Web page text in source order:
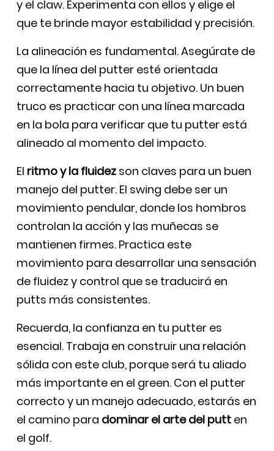
y el claw. Experimenta con ellos y elige el
que te brinde mayor estabilidad y precisión.
La alineación es fundamental. Asegúrate de
que la línea del putter esté orientada
correctamente hacia tu objetivo. Un buen
truco es practicar con una línea marcada
en la bola para verificar que tu putter está
alineado al momento del impacto.
El ritmo y la fluidez son claves para un buen
manejo del putter. El swing debe ser un
movimiento pendular, donde los hombros
controlan la acción y las muñecas se
mantienen firmes. Practica este
movimiento para desarrollar una sensación
de fluidez y control que se traducirá en
putts más consistentes.
Recuerda, la confianza en tu putter es
esencial. Trabaja en construir una relación
sólida con este club, porque será tu aliado
más importante en el green. Con el putter
correcto y un manejo adecuado, estarás en
el camino para dominar el arte del putt en
el golf.